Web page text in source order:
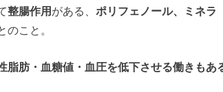
整腸作用 がある、 ポリフェノール、ミネラ
のこと。
脂肪・血糖値・血圧を低下させる働きもあ